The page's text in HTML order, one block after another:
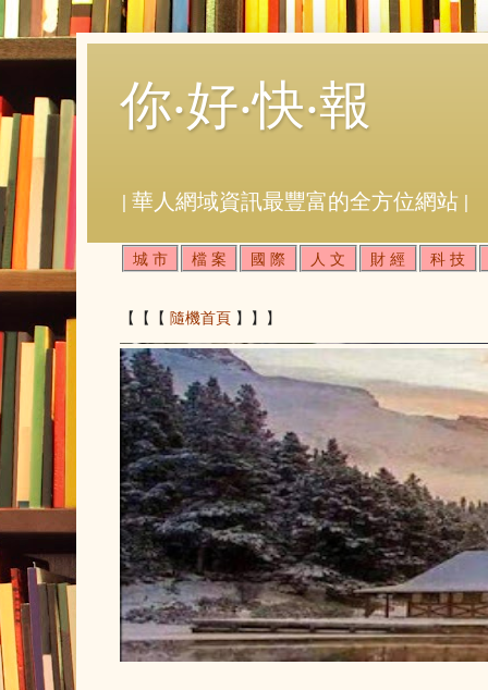
你‧好‧快‧報
| 華人網域資訊最豐富的全方位網站 |
城 市 檔 案 國 際 人 文 財 經 科 技
【【【 隨機首頁 】】】